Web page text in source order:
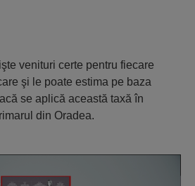
venituri certe pentru fiecare
şi le poate estima pe baza
se aplică această taxă în
din Oradea.